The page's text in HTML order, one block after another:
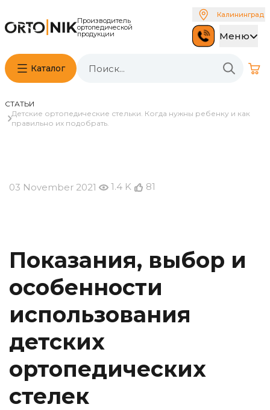
Производитель
ортопедической
продукции
Калининград
Меню
Каталог
СТАТЬИ
Детские ортопедические стельки. Когда нужны ребенку и как
правильно их подобрать.
03 November 2021 1.4 K 81
Показания, выбор и
особенности
использования
детских
ортопедических
стелек